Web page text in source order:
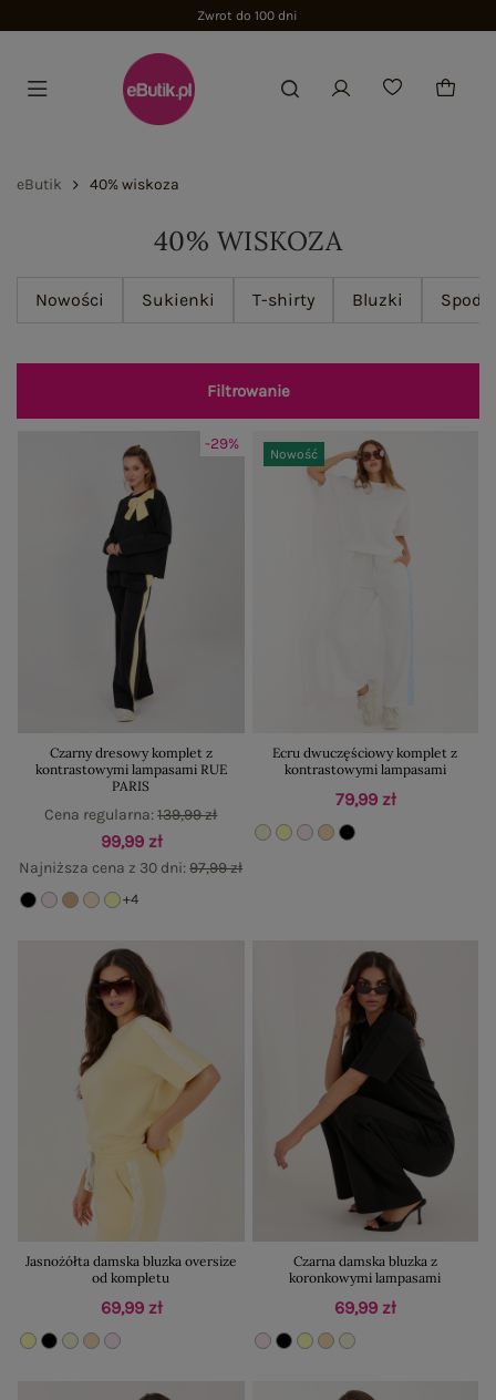
eButik 40% wiskoza
40% WISKOZA
Nowości Sukienki T-shirty Bluzki
Filtrowanie
-29%
Czarny dresowy komplet z
kontrastowymi lampasami RUE
PARIS
99,99 zł
Najniższa cena z 30 dni:97,99 zł
Cena regularna:139,99 zł
+4
Nowość
Ecru dwuczęściowy komplet z
kontrastowymi lampasami
79,99 zł
Jasnożółta damska bluzka oversize
od kompletu
69,99 zł
Czarna damska bluzka z
koronkowymi lampasami
69,99 zł